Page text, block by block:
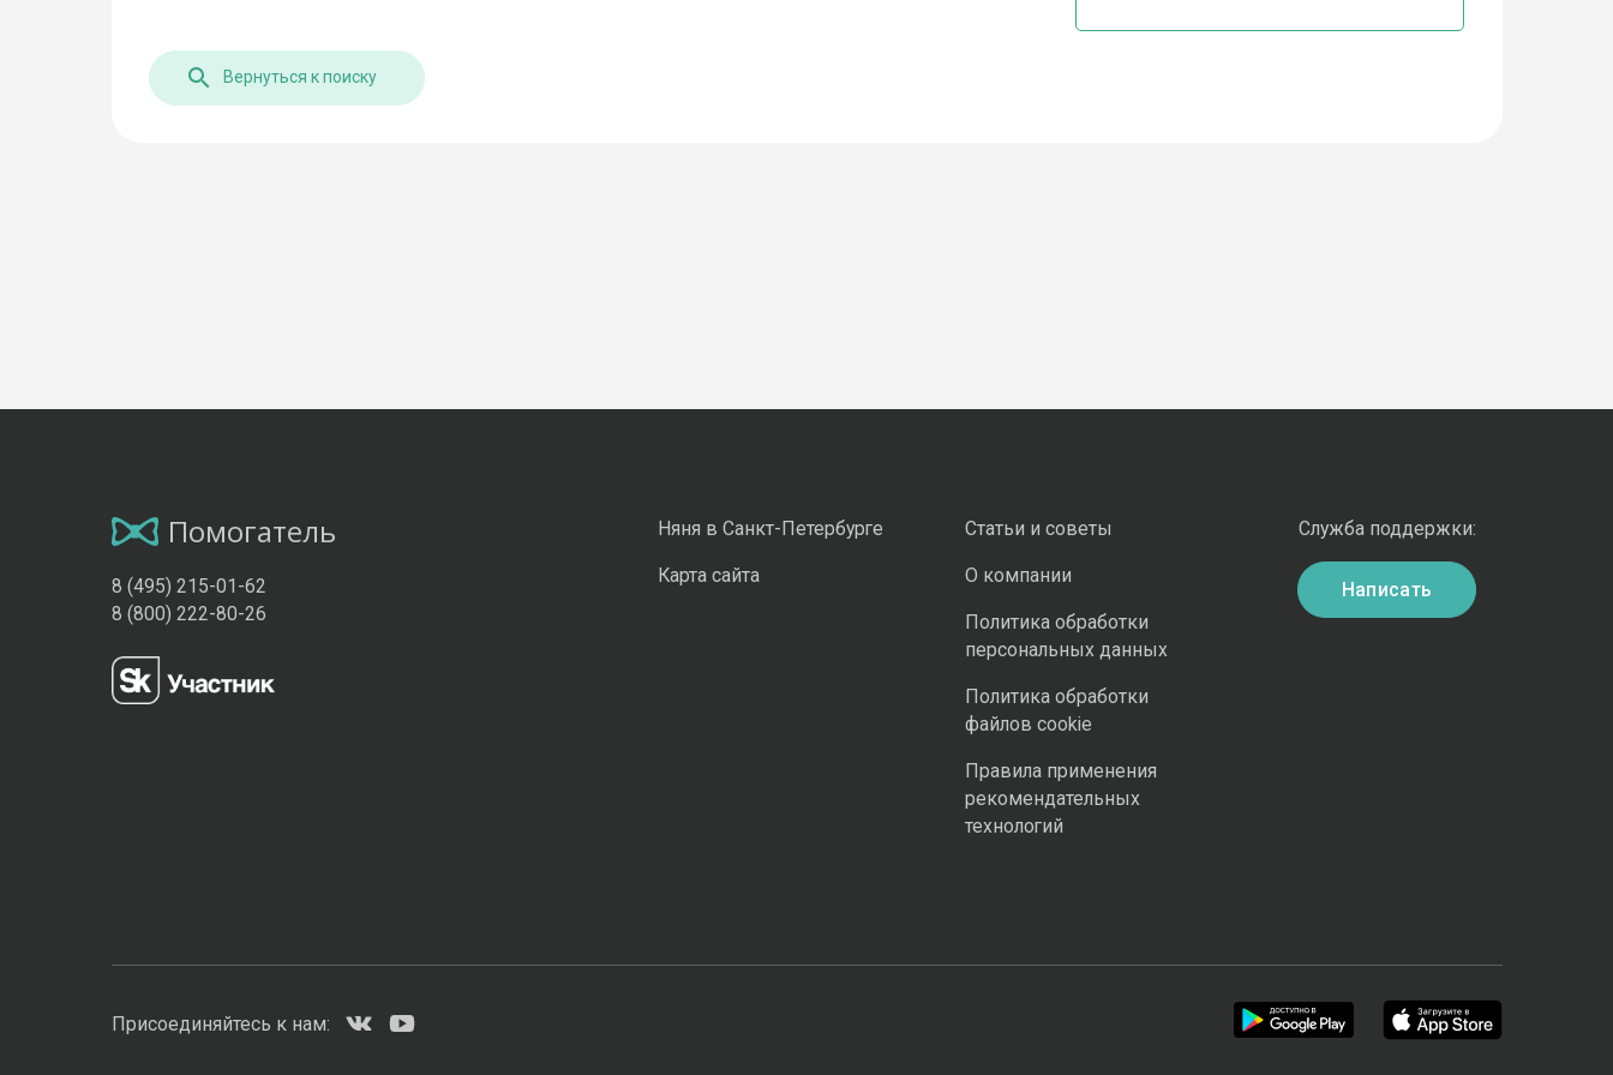
Вернуться к поиску
Помогатель
8 (495) 215-01-62
8 (800) 222-80-26
Няня в Санкт-Петербурге
Карта сайта
Статьи и советы
О компании
Политика обработки
персональных данных
Политика обработки
файлов cookie
Правила применения
рекомендательных
технологий
Служба поддержки:
Написать
Присоединяйтесь к нам: